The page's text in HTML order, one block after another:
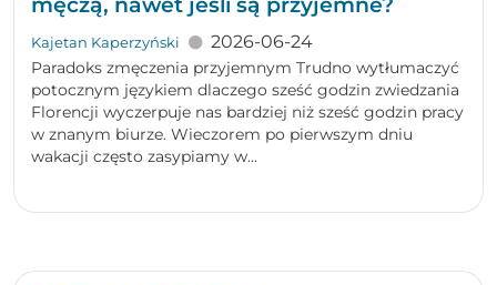
Kajetan Kaperzyński 2026-06-24
Paradoks zmęczenia przyjemnym Trudno wytłumaczyć
potocznym językiem dlaczego sześć godzin zwiedzania
Florencji wyczerpuje nas bardziej niż sześć godzin pracy
w znanym biurze. Wieczorem po pierwszym dniu
wakacji często zasypiamy w...